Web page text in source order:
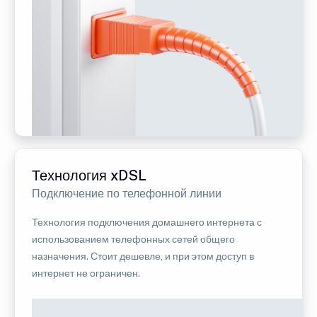
Технология xDSL
Подключение по телефонной линии
Технология подключения домашнего интернета с
использованием телефонных сетей общего
назначения. Стоит дешевле, и при этом доступ в
интернет не ограничен.